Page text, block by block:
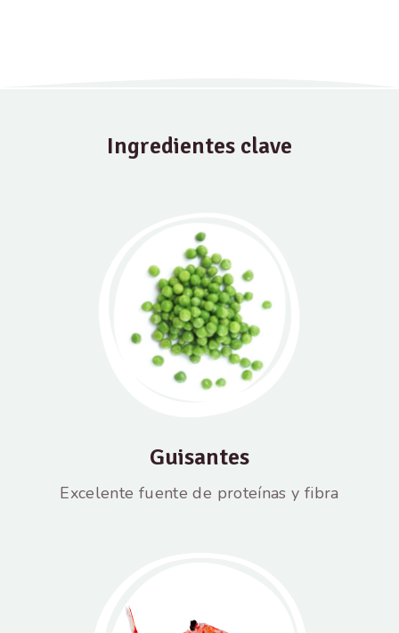
Ingredientes clave
Guisantes
Excelente fuente de proteínas y fibra